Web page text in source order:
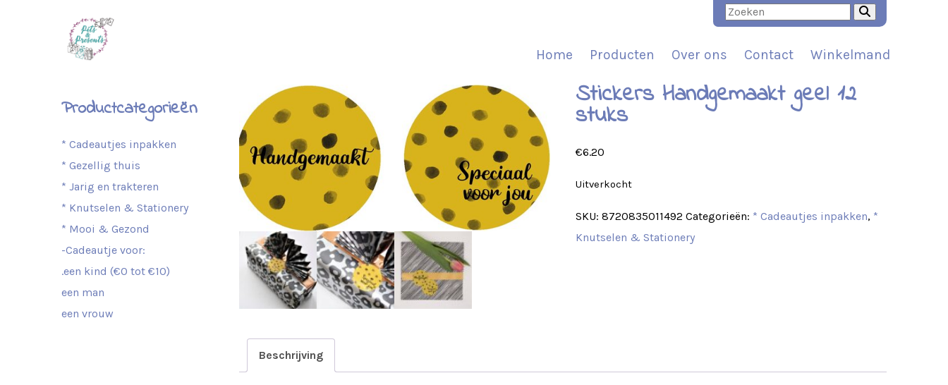
Home Producten Over ons Contact Winkelmand
Stickers Handgemaakt geel 12
stuks
€6.20
Uitverkocht
SKU:8720835011492 Categorieën: * Cadeautjes inpakken, *
Knutselen & Stationery
Beschrijving
Productcategorieën
* Cadeautjes inpakken
* Gezellig thuis
* Jarig en trakteren
* Knutselen & Stationery
* Mooi & Gezond
-Cadeautje voor:
.een kind (€0 tot €10)
een man
een vrouw